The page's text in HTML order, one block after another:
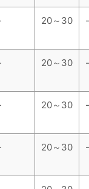
20～30 -
20～30 -
20～30 -
20～30 -